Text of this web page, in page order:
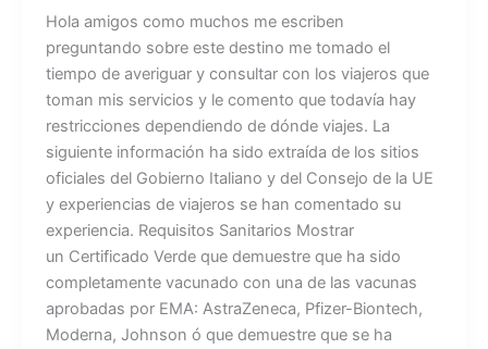
Hola amigos como muchos me escriben
preguntando sobre este destino me tomado el
tiempo de averiguar y consultar con los viajeros que
toman mis servicios y le comento que todavía hay
restricciones dependiendo de dónde viajes. La
siguiente información ha sido extraída de los sitios
oficiales del Gobierno Italiano y del Consejo de la UE
y experiencias de viajeros se han comentado su
experiencia. Requisitos Sanitarios Mostrar
un Certificado Verde que demuestre que ha sido
completamente vacunado con una de las vacunas
aprobadas por EMA: AstraZeneca, Pfizer-Biontech,
Moderna, Johnson ó que demuestre que se ha